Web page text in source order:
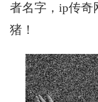
者名字，ip传奇
猪！